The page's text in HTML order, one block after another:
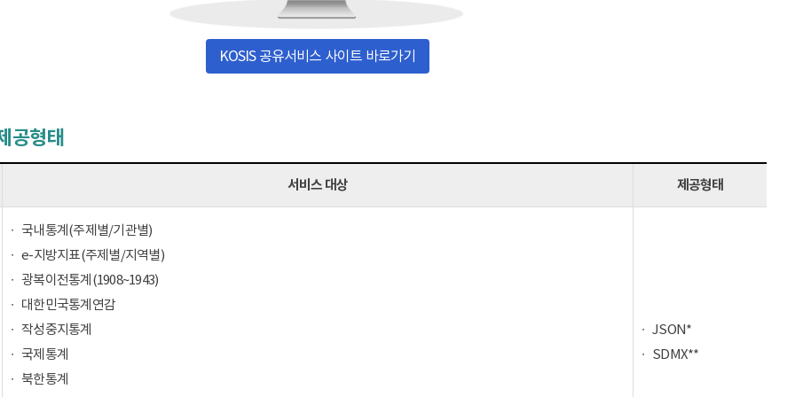
KOSIS 공유서비스 사이트 바로가기
공형태
서비스 대상 제공형태
국내통계(주제별/기관별)
e-지방지표(주제별/지역별)
광복이전통계(1908~1943)
대한민국통계연감
작성중지통계
국제통계
북한통계
JSON*
SDMX**